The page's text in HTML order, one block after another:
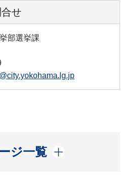
せ
部選挙課
ジ一覧
開く